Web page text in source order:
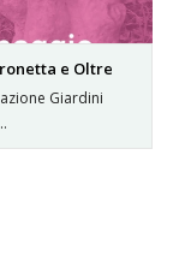
e Oltre
Giardini